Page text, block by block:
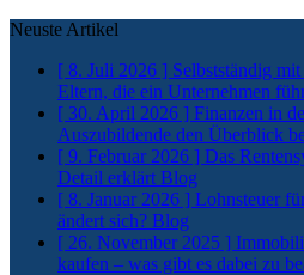
Neuste Artikel
[ 8. Juli 2026 ] Selbstständig
Eltern, die ein Unternehmen
[ 30. April 2026 ] Finanzen in
Auszubildende den Überblick
[ 9. Februar 2026 ] Das
Detail erklärt Blog
[ 8. Januar 2026 ] Lohnsteuer
ändert sich? Blog
[ 26. November 2025 ]
kaufen – was gibt es dabei zu